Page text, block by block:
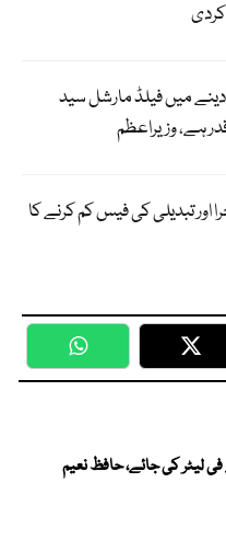
میں فیلڈ مارشل سید
ہے، وزیراعظم
اور تبدیلی کی فیس کم کرنے کا
WhatsApp
قیمت 228 روپے فی لیٹر کی جائے، حافظ نعیم